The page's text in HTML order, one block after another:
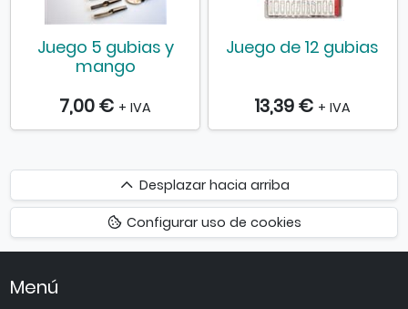
Juego 5 gubias y
mango
7,00 € + IVA
Juego de 12 gubias
13,39 € + IVA
Desplazar
hacia
arriba
Desplazar hacia arriba
Configurar uso de cookies
Menú